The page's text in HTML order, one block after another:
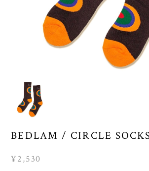
BEDLAM / CIRCLE
¥2,530